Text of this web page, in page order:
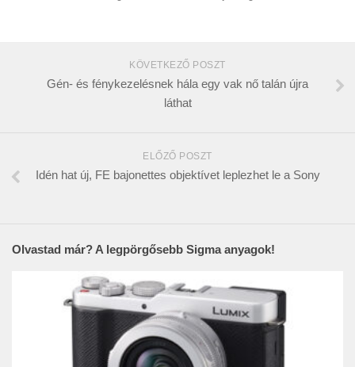
KÖVETKEZŐ POSZT
Gén- és fénykezelésnek hála egy vak nő talán újra
láthat
ELŐZŐ POSZT
Idén hat új, FE bajonettes objektívet leplezhet le a Sony
Olvastad már? A legpörgősebb Sigma anyagok!